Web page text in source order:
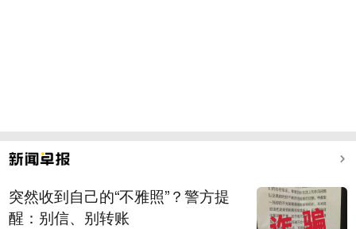
突然收到自己的“不雅照”？警方提
醒：别信、别转账